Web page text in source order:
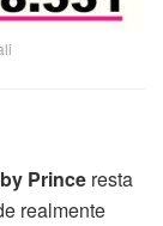
Prince resta
realmente